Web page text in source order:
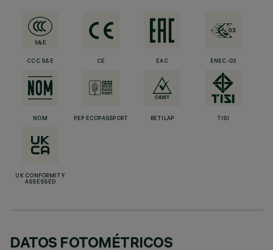
CCC S&E CE EAC ENEC-03
NOM PEP ECOPASSPORT RETILAP TISI
UK CONFORMITY
ASSESSED
DATOS FOTOMÉTRICOS